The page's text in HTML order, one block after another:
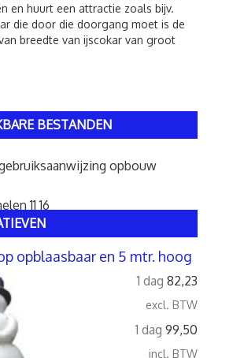
en huurt een attractie zoals bijv.
die door die doorgang moet is de
breedte van ijscokar van groot
BESTANDEN
opbouw
11 16
opblaasbaar en 5 mtr. hoog
1 dag 82,23
excl. BTW
1 dag 99,50
incl. BTW